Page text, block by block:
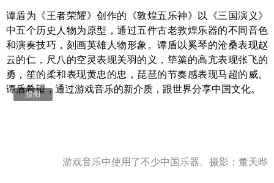
谭盾为《王者荣耀》创作的《敦煌五乐神》以《三国演义》
中五个历史人物为原型，通过五件古老敦煌乐器的不同音色
和演奏技巧，刻画英雄人物形象。谭盾以奚琴的沧桑表现赵
云的仁，尺八的空灵表现关羽的义，筚篥的高亢表现张飞的
勇，笙的柔和表现黄忠的忠，琵琶的节奏感表现马超的威。
谭盾希望，通过游戏音乐的新介质，跟世界分享中国文化。
搜图
游戏音乐中使用了不少中国乐器。摄影：董天晔